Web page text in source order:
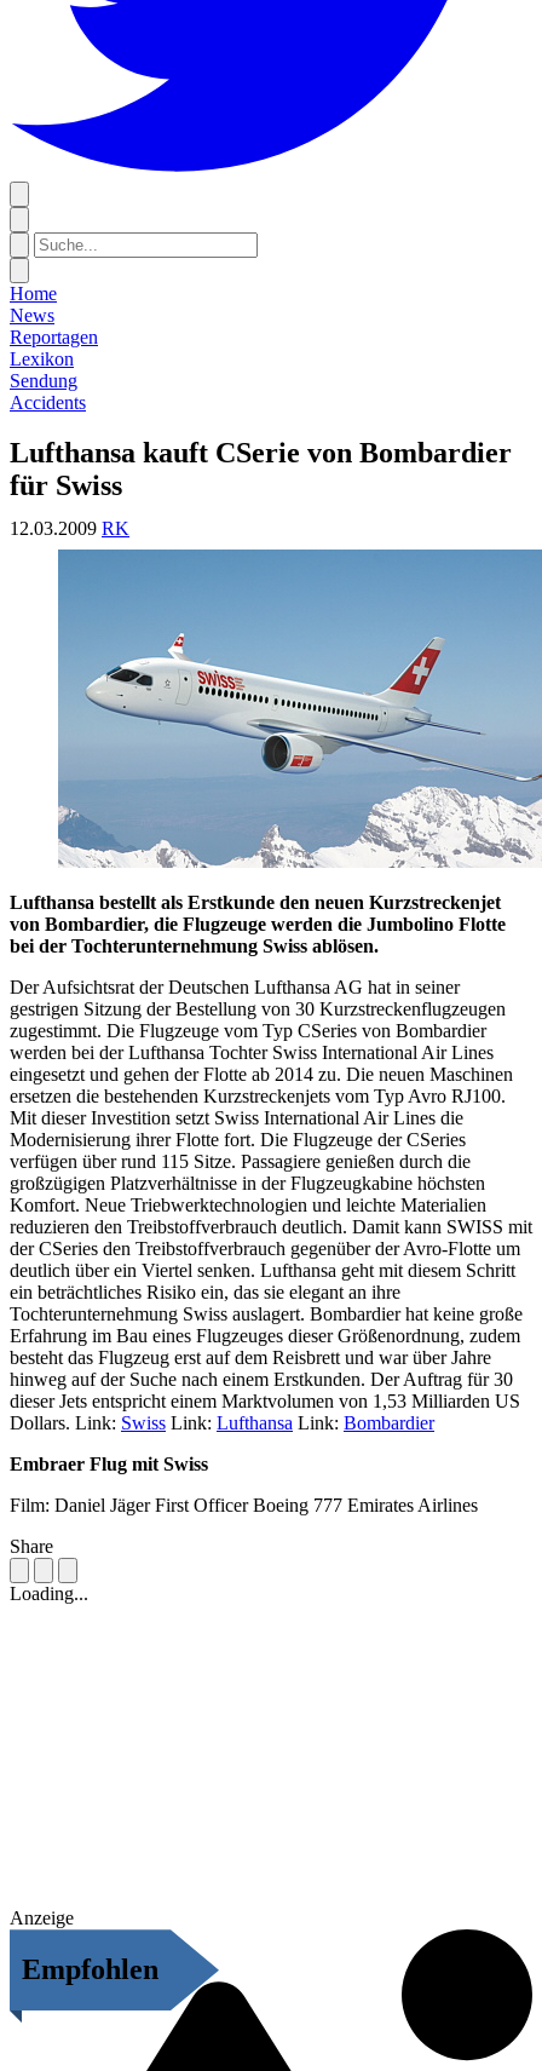
Home
News
Reportagen
Lexikon
Sendung
Accidents
Lufthansa kauft CSerie von Bombardier
für Swiss
12.03.2009 RK
Lufthansa bestellt als Erstkunde den neuen Kurzstreckenjet
von Bombardier, die Flugzeuge werden die Jumbolino Flotte
bei der Tochterunternehmung Swiss ablösen.
Der Aufsichtsrat der Deutschen Lufthansa AG hat in seiner
gestrigen Sitzung der Bestellung von 30 Kurzstreckenflugzeugen
zugestimmt. Die Flugzeuge vom Typ CSeries von Bombardier
werden bei der Lufthansa Tochter Swiss International Air Lines
eingesetzt und gehen der Flotte ab 2014 zu. Die neuen Maschinen
ersetzen die bestehenden Kurzstreckenjets vom Typ Avro RJ100.
Mit dieser Investition setzt Swiss International Air Lines die
Modernisierung ihrer Flotte fort. Die Flugzeuge der CSeries
verfügen über rund 115 Sitze. Passagiere genießen durch die
großzügigen Platzverhältnisse in der Flugzeugkabine höchsten
Komfort. Neue Triebwerktechnologien und leichte Materialien
reduzieren den Treibstoffverbrauch deutlich. Damit kann SWISS mit
der CSeries den Treibstoffverbrauch gegenüber der Avro-Flotte um
deutlich über ein Viertel senken. Lufthansa geht mit diesem Schritt
ein beträchtliches Risiko ein, das sie elegant an ihre
Tochterunternehmung Swiss auslagert. Bombardier hat keine große
Erfahrung im Bau eines Flugzeuges dieser Größenordnung, zudem
besteht das Flugzeug erst auf dem Reisbrett und war über Jahre
hinweg auf der Suche nach einem Erstkunden. Der Auftrag für 30
dieser Jets entspricht einem Marktvolumen von 1,53 Milliarden US
Dollars. Link: Swiss Link: Lufthansa Link: Bombardier
Embraer Flug mit Swiss
Film: Daniel Jäger First Officer Boeing 777 Emirates Airlines
Share
Loading...
Anzeige
Empfohlen